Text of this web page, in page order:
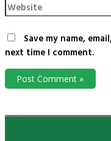
Save my name,
next time I comment.